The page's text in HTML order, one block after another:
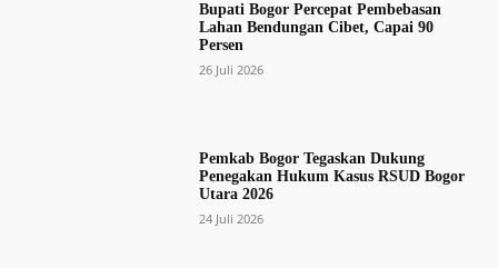
Bupati Bogor Percepat Pembebasan
Lahan Bendungan Cibet, Capai 90
Persen
26 Juli 2026
Pemkab Bogor Tegaskan Dukung
Penegakan Hukum Kasus RSUD Bogor
Utara 2026
24 Juli 2026